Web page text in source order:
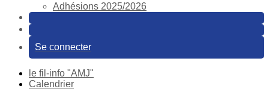
Adhésions 2025/2026
Se connecter
le fil-info "AMJ"
Calendrier